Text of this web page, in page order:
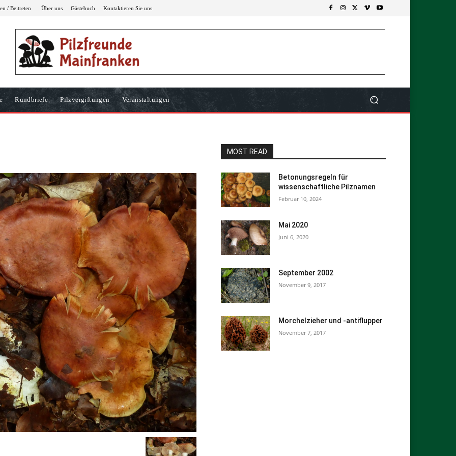
/ Beitreten Über uns Gästebuch Kontaktieren Sie uns
Rundbriefe Pilzvergiftungen Veranstaltungen
MOST READ
Betonungsregeln für
wissenschaftliche Pilznamen
Februar 10, 2024
Mai 2020
Juni 6, 2020
September 2002
November 9, 2017
Morchelzieher und -antiflupper
November 7, 2017